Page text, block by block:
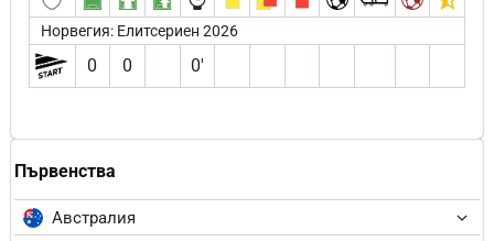
Първенства
Австралия
Норвегия: Елитсериен 2026
0 0 0′